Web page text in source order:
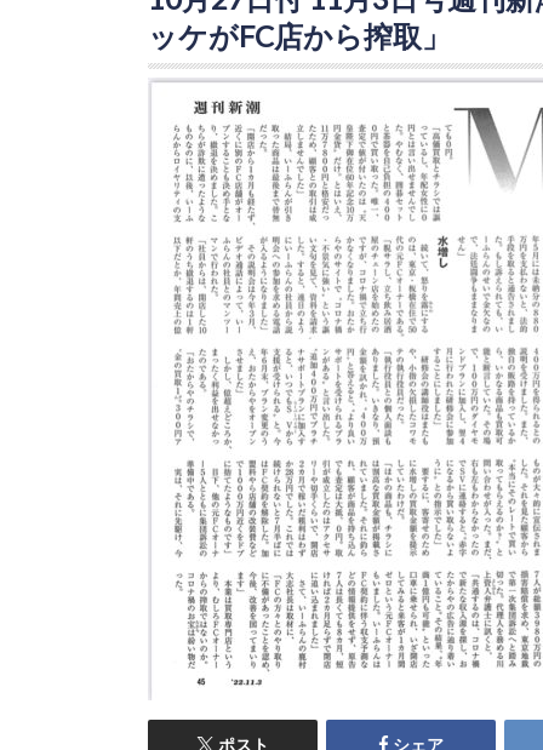
ッケがFC店から搾取」
ポスト シェア